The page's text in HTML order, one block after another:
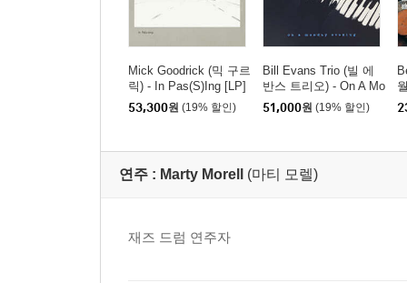
Mick Goodrick (믹 구르
릭) - In Pas(S)Ing [LP]
53,300원 (19% 할인)
Bill Evans Trio (빌 에
반스 트리오) - On A Mo
nday Evening [LP]
51,000원 (19% 할인)
연주 : Marty Morell (마티 모렐)
재즈 드럼 연주자